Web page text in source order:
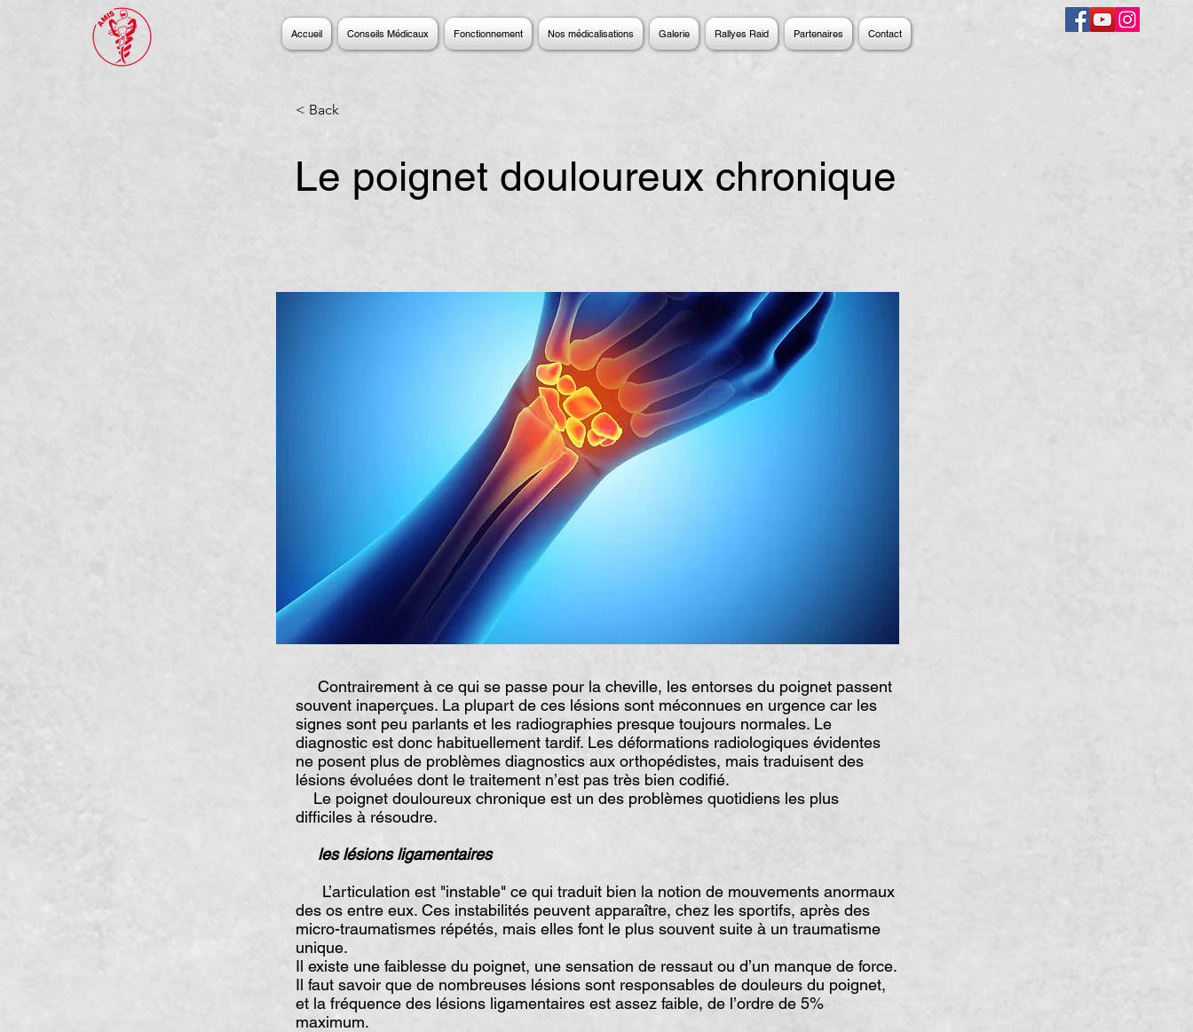
Accueil Conseils Médicaux Fonctionnement Nos médicalisations Galerie Rallyes Raid Partenaires Contact
< Back
Le poignet douloureux chronique
Contrairement à ce qui se passe pour la cheville, les entorses du poignet passent
souvent inaperçues. La plupart de ces lésions sont méconnues en urgence car les
signes sont peu parlants et les radiographies presque toujours normales. Le
diagnostic est donc habituellement tardif. Les déformations radiologiques évidentes
ne posent plus de problèmes diagnostics aux orthopédistes, mais traduisent des
lésions évoluées dont le traitement n’est pas très bien codifié.
Le poignet douloureux chronique est un des problèmes quotidiens les plus
difficiles à résoudre.
les lésions ligamentaires
L’articulation est "instable" ce qui traduit bien la notion de mouvements anormaux
des os entre eux. Ces instabilités peuvent apparaître, chez les sportifs, après des
micro-traumatismes répétés, mais elles font le plus souvent suite à un traumatisme
unique.
Il existe une faiblesse du poignet, une sensation de ressaut ou d’un manque de force.
Il faut savoir que de nombreuses lésions sont responsables de douleurs du poignet,
et la fréquence des lésions ligamentaires est assez faible, de l’ordre de 5%
maximum.